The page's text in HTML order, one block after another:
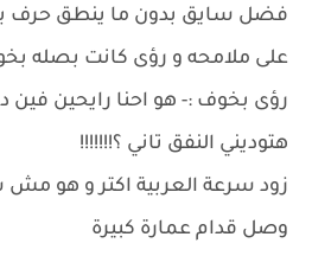
فضل سايق بدون ما ينطق حرف
على ملامحه و رؤى كانت بصله
رؤى بخوف :- هو احنا رايحين
هتوديني النفق تاني ؟!!!!!!!
زود سرعة العربية اكتر و هو مش
وصل قدام عمارة كبيرة